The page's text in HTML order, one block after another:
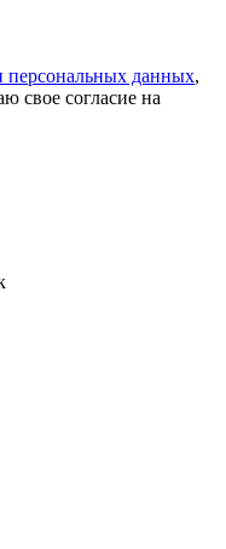
персональных данных,
свое согласие на